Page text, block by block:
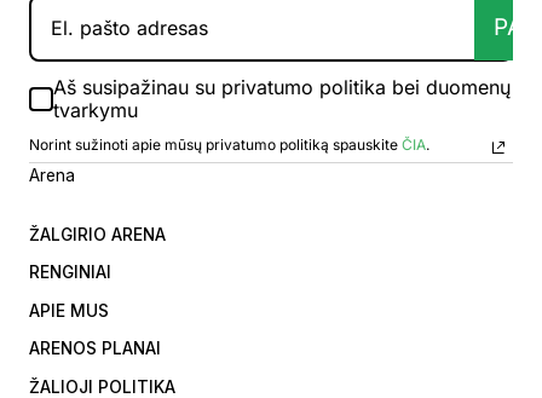
Aš susipažinau su privatumo politika bei duomenų
tvarkymu
Norint sužinoti apie mūsų privatumo politiką spauskite ČIA.
Arena
ŽALGIRIO ARENA
RENGINIAI
APIE MUS
ARENOS PLANAI
ŽALIOJI POLITIKA